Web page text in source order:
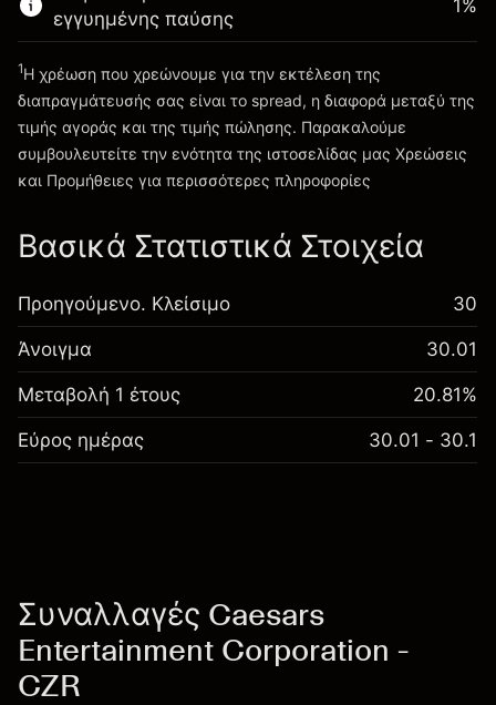
εγγυημένης παύσης
Χρεώσεις και Τέλη
1 %
1Η χρέωση που χρεώνουμε για την εκτέλεση της
διαπραγμάτευσής σας είναι το spread, η διαφορά μεταξύ της
τιμής αγοράς και της τιμής πώλησης. Παρακαλούμε
συμβουλευτείτε την ενότητα της ιστοσελίδας μας Χρεώσεις
και Προμήθειες για περισσότερες πληροφορίες
Βασικά Στατιστικά Στοιχεία
Προηγούμενο. Κλείσιμο 30
Άνοιγμα 30.01
Μεταβολή 1 έτους 20.81%
Εύρος ημέρας 30.01 - 30.1
Συναλλαγές Caesars
Entertainment Corporation -
CZR